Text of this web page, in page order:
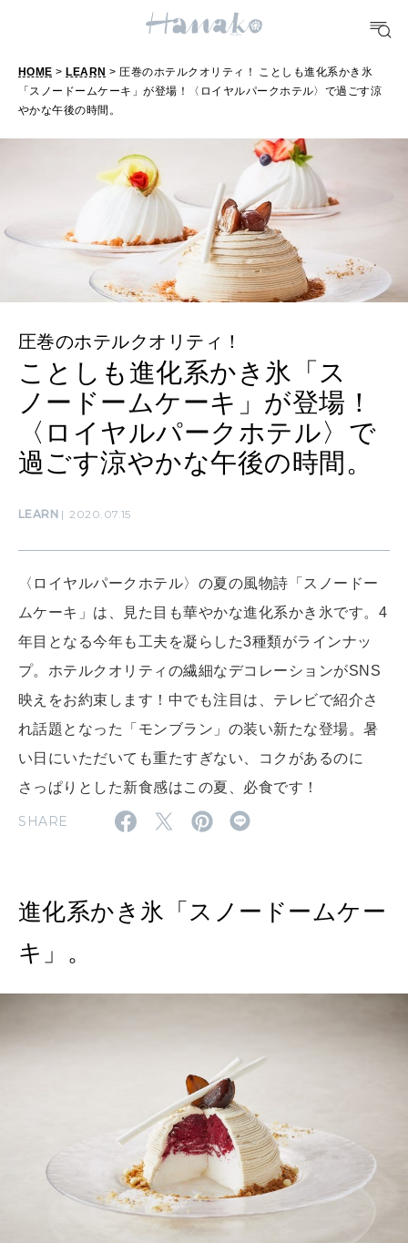
明日のわたし
[12星座別] Monthly Love Holoscope
女神まり愛のタロットメッセージ
算命学がわかる今月のあなた
HEALTH
LEARN
知る、考える
ママもいろいろ
SUSTAINABLE
わたしができること
いい人生って？
MAGAZINE
特集
2026年9月号「北海道 おいしく遊ぶ、夏のご褒美旅。」
2026年8月号『お茶の時間です。』
2026年7月号「鎌倉 ローカルが 教えてくれた 本当の歩き方。」
2026年5月号「“大好き”に出会いに。韓国」
2026年4月号「未来をつくる、学びの教科書。」
2026年2月号「良運を掴む 新・開運術。」
2026年1月号「猫がいれば、幸せ」
2025年12月号「お酒の新常識。」
MAGAZINE
FOLLOW US!
HOME > LEARN > 圧巻のホテルクオリティ！ ことしも進化系かき氷
「スノードームケーキ」が登場！〈ロイヤルパークホテル〉で過ごす涼
やかな午後の時間。
圧巻のホテルクオリティ！
ことしも進化系かき氷「ス
ノードームケーキ」が登場！
〈ロイヤルパークホテル〉で
過ごす涼やかな午後の時間。
LEARN 2020.07.15
〈ロイヤルパークホテル〉の夏の風物詩「スノードー
ムケーキ」は、見た目も華やかな進化系かき氷です。4
年目となる今年も工夫を凝らした3種類がラインナッ
プ。ホテルクオリティの繊細なデコレーションがSNS
映えをお約束します！中でも注目は、テレビで紹介さ
れ話題となった「モンブラン」の装い新たな登場。暑
い日にいただいても重たすぎない、コクがあるのに
さっぱりとした新食感はこの夏、必食です！
SHARE
進化系かき氷「スノードームケー
キ」。